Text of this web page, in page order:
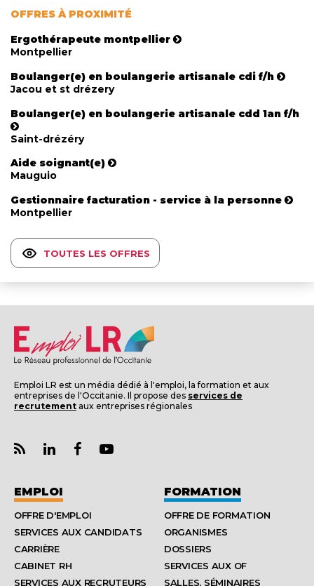
OFFRES À PROXIMITÉ
Ergothérapeute montpellier
Montpellier
Boulanger(e) en boulangerie artisanale cdi f/h
Jacou et st drézery
Boulanger(e) en boulangerie artisanale cdd 1an f/h
Saint-drézéry
Aide soignant(e)
Mauguio
Gestionnaire facturation - service à la personne
Montpellier
TOUTES LES OFFRES
Emploi LR est un média dédié à l'emploi, la formation et aux
entreprises de l'Occitanie. Il propose des services de
recrutement aux entreprises régionales
EMPLOI
OFFRE D'EMPLOI
SERVICES AUX CANDIDATS
CARRIÈRE
CABINET RH
SERVICES AUX RECRUTEURS
FORMATION
OFFRE DE FORMATION
ORGANISMES
DOSSIERS
SERVICES AUX OF
SALLES, SÉMINAIRES